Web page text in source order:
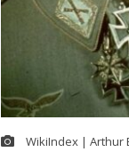
WikiIndex | Arthur